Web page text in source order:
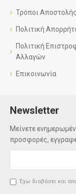
Τρόποι Αποστολής
Πολιτική
Πολιτική
Αλλαγών
Επικοινωνία
Newsletter
Μείνετε
προσφορές,
Έχω διαβάσει και